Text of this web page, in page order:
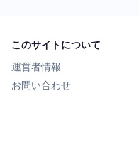
このサイトについて
運営者情報
お問い合わせ